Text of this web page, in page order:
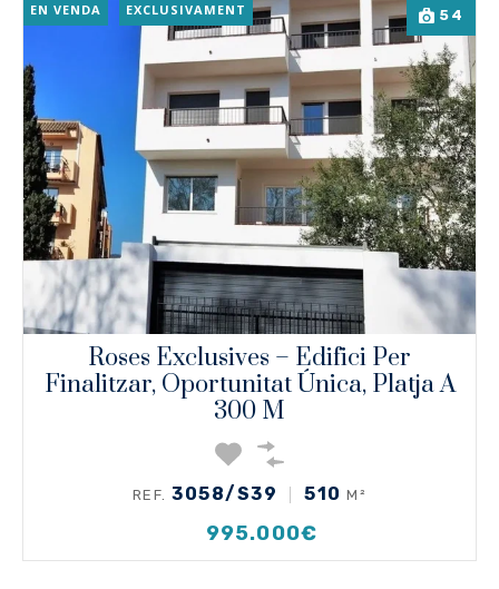
54
EN VENDA EXCLUSIVAMENT
Roses Exclusives – Edifici Per
Finalitzar, Oportunitat Única, Platja A
300 M
REF.3058/S39 510 M²
995.000€